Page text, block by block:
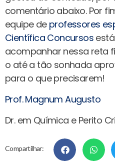
comentário abaixo. Por
equipe de professores
Científica Concursos
acompanhar nessa reta
o até a tão sonhada
para o que precisarem!
Prof. Magnum Augusto
Dr. em Química e Perito
Compartilhar: